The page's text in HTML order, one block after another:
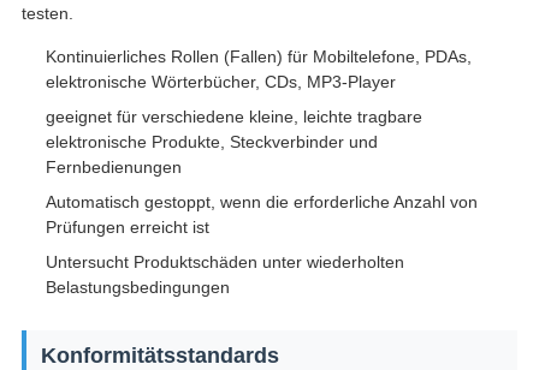
testen.
Kontinuierliches Rollen (Fallen) für Mobiltelefone, PDAs,
elektronische Wörterbücher, CDs, MP3-Player
geeignet für verschiedene kleine, leichte tragbare
elektronische Produkte, Steckverbinder und
Fernbedienungen
Automatisch gestoppt, wenn die erforderliche Anzahl von
Prüfungen erreicht ist
Untersucht Produktschäden unter wiederholten
Belastungsbedingungen
Konformitätsstandards